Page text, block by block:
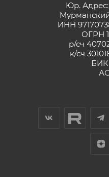
Юр. Адрес:
Мурманский
ИНН
ОГРН
р/сч
к/сч
БИК